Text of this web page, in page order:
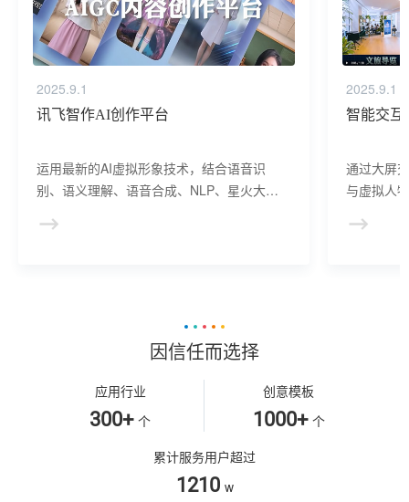
2025.9.1
讯飞智作AI创作平台
运用最新的AI虚拟形象技术，结合语音识
别、语义理解、语音合成、NLP、星火大模
建、AI驱动、多模态交互的多场景虚拟人产
2025.9.1
智能交互
通过大屏
与虚拟人
景，可广
因信任而选择
应用行业
300+ 个
创意模板
1000+ 个
累计服务用户超过
1210 w